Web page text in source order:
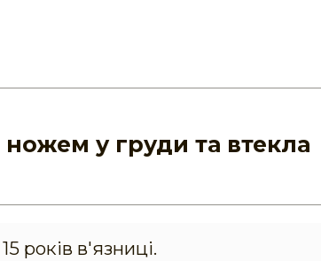
у груди та втекла
років в'язниці.